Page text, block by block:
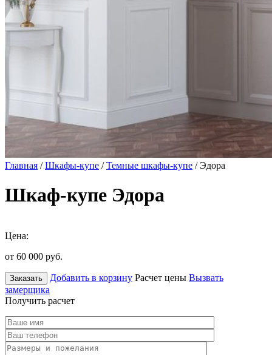
Главная /Шкафы-купе /Темные шкафы-купе / Эдора
Шкаф-купе Эдора
Цена:
от 60 000 руб.
Заказать Добавить в корзину Расчет цены Вызвать
замерщика
Получить расчет